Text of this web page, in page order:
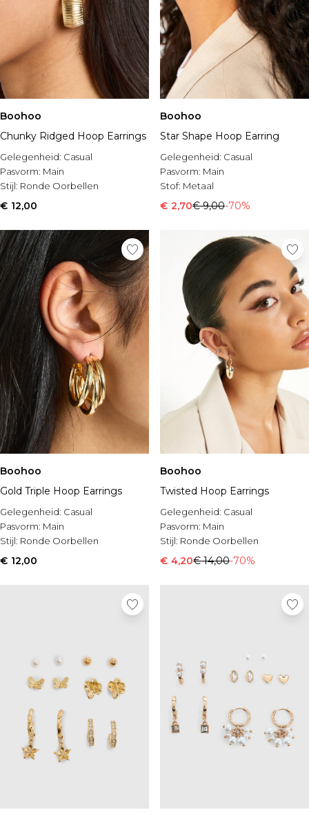
Boohoo
Chunky Ridged Hoop Earrings
Gelegenheid: Casual
Pasvorm: Main
Stijl: Ronde Oorbellen
€ 12,00
Boohoo
Star Shape Hoop Earring
Gelegenheid: Casual
Pasvorm: Main
Stof: Metaal
€ 2,70€ 9,00-70%
Boohoo
Gold Triple Hoop Earrings
Gelegenheid: Casual
Pasvorm: Main
Stijl: Ronde Oorbellen
€ 12,00
Boohoo
Twisted Hoop Earrings
Gelegenheid: Casual
Pasvorm: Main
Stijl: Ronde Oorbellen
€ 4,20€ 14,00-70%